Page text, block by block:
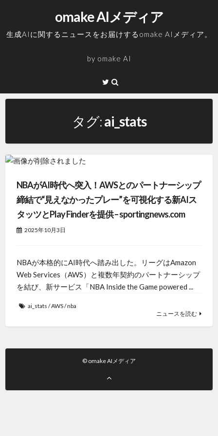
ッ
omake AIメディア
生成AIに関するニュースをお届けするomake AIメディア。
by omake AI
Twitter
タグ:ai_stats
NBAがAI時代へ突入！AWSとのパートナーシップ
締結で“見えなかったプレー”を可視化する新AIス
タッツとPlay Finderを提供 – sportingnews.com
2025年10月3日
NBAが本格的にAI時代へ踏み出した。リーグはAmazon
Web Services（AWS）と複数年契約のパートナーシップ
を結び、新サービス「NBA Inside the Game powered ...
ai_stats /AWS/nba
ニュースを読む
© omake AIメディア